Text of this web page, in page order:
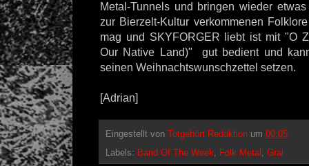
Metal-Tunnels und bringen wieder
zur Bierzelt-Kultur verkommenen
mag und SKYFORGER liebt ist mit "O
Our Native Land)" gut bedient und
seinen Weihnachtswunschzettel setzen.
[Adrian]
Eingestellt von Totgehört Redaktion um 00:05
Labels: Band Of The Week Folk Metal Grai